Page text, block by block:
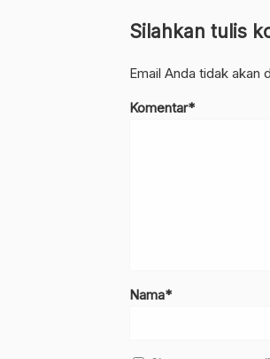
Silahkan tulis
Email Anda tidak akan
Komentar*
Nama*